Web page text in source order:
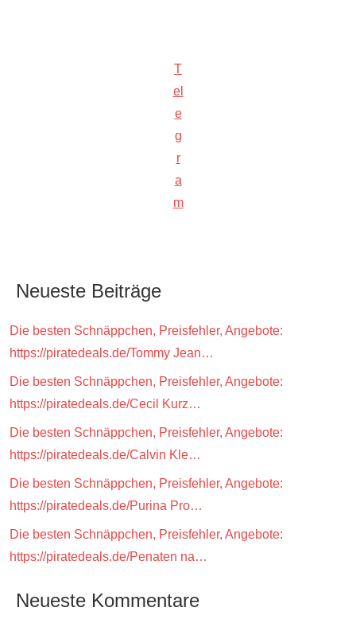
T
el
e
g
r
a
m
Neueste Beiträge
Die besten Schnäppchen, Preisfehler, Angebote:
https://piratedeals.de/Tommy Jean…
Die besten Schnäppchen, Preisfehler, Angebote:
https://piratedeals.de/Cecil Kurz…
Die besten Schnäppchen, Preisfehler, Angebote:
https://piratedeals.de/Calvin Kle…
Die besten Schnäppchen, Preisfehler, Angebote:
https://piratedeals.de/Purina Pro…
Die besten Schnäppchen, Preisfehler, Angebote:
https://piratedeals.de/Penaten na…
Neueste Kommentare